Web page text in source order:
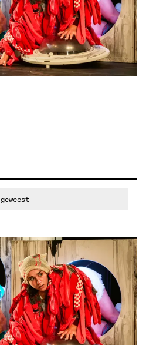
geweest